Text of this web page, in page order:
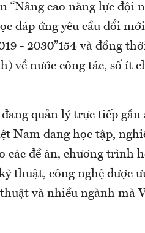
“Nâng cao năng lực đội
đáp ứng yêu cầu đổi
- 2030”154 và đồng
về nước công tác, số ít
quản lý trực tiếp gần
Nam đang học tập,
các đề án, chương trình
thuật, công nghệ được
và nhiều ngành mà